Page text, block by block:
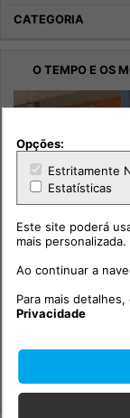
O Tempo e
Opções:
Estritamente
Estatísticas
Este site poderá
mais personalizada.
Ao continuar a
Para mais
Privacidade